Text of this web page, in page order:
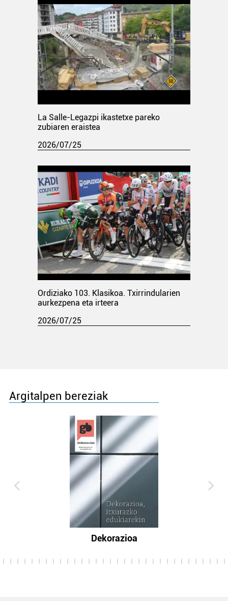
La Salle-Legazpi ikastetxe pareko
zubiaren eraistea
2026/07/25
Ordiziako 103. Klasikoa. Txirrindularien
aurkezpena eta irteera
2026/07/25
Argitalpen bereziak
Dekorazioa